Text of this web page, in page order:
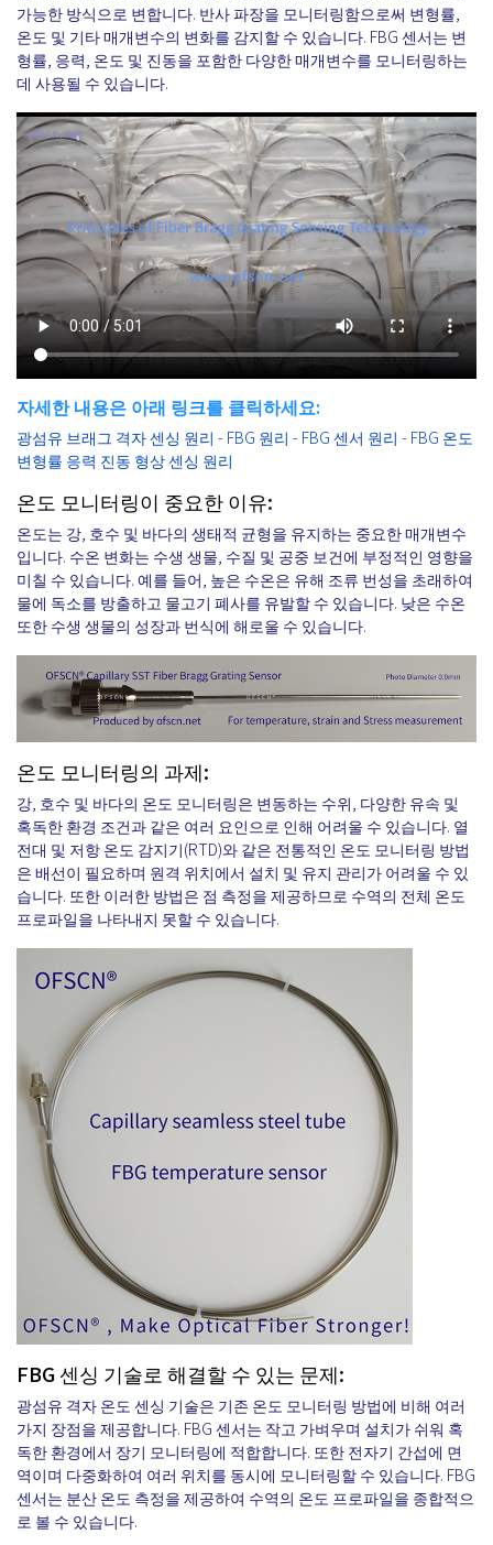
가능한 방식으로 변합니다. 반사 파장을 모니터링함으로써 변형률,
온도 및 기타 매개변수의 변화를 감지할 수 있습니다. FBG 센서는 변
형률, 응력, 온도 및 진동을 포함한 다양한 매개변수를 모니터링하는
데 사용될 수 있습니다.
자세한 내용은 아래 링크를 클릭하세요:
광섬유 브래그 격자 센싱 원리 - FBG 원리 - FBG 센서 원리 - FBG 온도
변형률 응력 진동 형상 센싱 원리
온도 모니터링이 중요한 이유:
온도는 강, 호수 및 바다의 생태적 균형을 유지하는 중요한 매개변수
입니다. 수온 변화는 수생 생물, 수질 및 공중 보건에 부정적인 영향을
미칠 수 있습니다. 예를 들어, 높은 수온은 유해 조류 번성을 초래하여
물에 독소를 방출하고 물고기 폐사를 유발할 수 있습니다. 낮은 수온
또한 수생 생물의 성장과 번식에 해로울 수 있습니다.
온도 모니터링의 과제:
강, 호수 및 바다의 온도 모니터링은 변동하는 수위, 다양한 유속 및
혹독한 환경 조건과 같은 여러 요인으로 인해 어려울 수 있습니다. 열
전대 및 저항 온도 감지기(RTD)와 같은 전통적인 온도 모니터링 방법
은 배선이 필요하며 원격 위치에서 설치 및 유지 관리가 어려울 수 있
습니다. 또한 이러한 방법은 점 측정을 제공하므로 수역의 전체 온도
프로파일을 나타내지 못할 수 있습니다.
FBG 센싱 기술로 해결할 수 있는 문제:
광섬유 격자 온도 센싱 기술은 기존 온도 모니터링 방법에 비해 여러
가지 장점을 제공합니다. FBG 센서는 작고 가벼우며 설치가 쉬워 혹
독한 환경에서 장기 모니터링에 적합합니다. 또한 전자기 간섭에 면
역이며 다중화하여 여러 위치를 동시에 모니터링할 수 있습니다. FBG
센서는 분산 온도 측정을 제공하여 수역의 온도 프로파일을 종합적으
로 볼 수 있습니다.